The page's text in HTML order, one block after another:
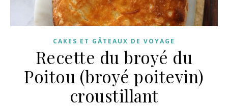
CAKES ET GÂTEAUX DE VOYAGE
Recette du broyé du
Poitou (broyé poitevin)
croustillant